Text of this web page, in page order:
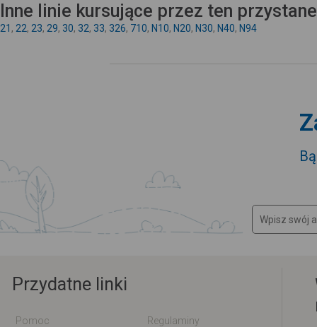
Inne linie kursujące przez ten
21 , 22, 23, 29, 30, 32, 33, 326, 710, N10, N20, N30, N40, N94
Przydatne linki
Pomoc
Regulaminy